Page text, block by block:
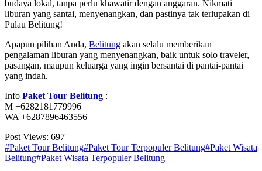
budaya lokal, tanpa perlu khawatir dengan anggaran. Nikmati
liburan yang santai, menyenangkan, dan pastinya tak terlupakan di
Pulau Belitung!
Apapun pilihan Anda, Belitung akan selalu memberikan
pengalaman liburan yang menyenangkan, baik untuk solo traveler,
pasangan, maupun keluarga yang ingin bersantai di pantai-pantai
yang indah.
Info Paket Tour Belitung :
M +6282181779996
WA +6287896463556
Post Views: 697
#Paket Tour Belitung#Paket Tour Terpopuler Belitung#Paket Wisata
Belitung#Paket Wisata Terpopuler Belitung